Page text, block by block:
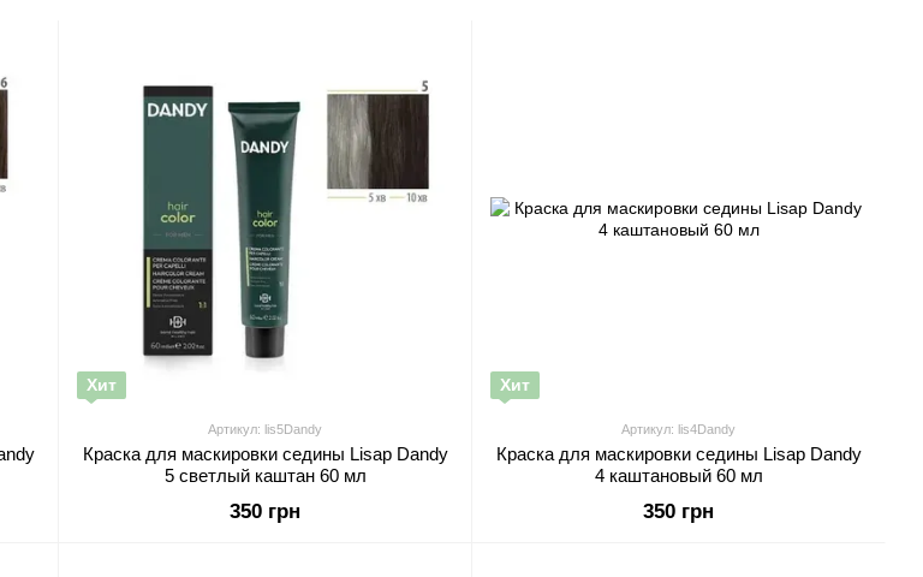
Хит
Артикул: lis5Dandy
Краска для маскировки седины Lisap Dandy
5 светлый каштан 60 мл
350 грн
Хит
Артикул: lis4Dandy
Краска для маскировки седины Lisap Dandy
4 каштановый 60 мл
350 грн